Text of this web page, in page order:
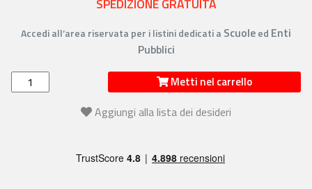
Accedi all’area riservata per i listini dedicati a Scuoleed Enti
Pubblici
Metti nel carrello
Aggiungi alla lista dei desideri